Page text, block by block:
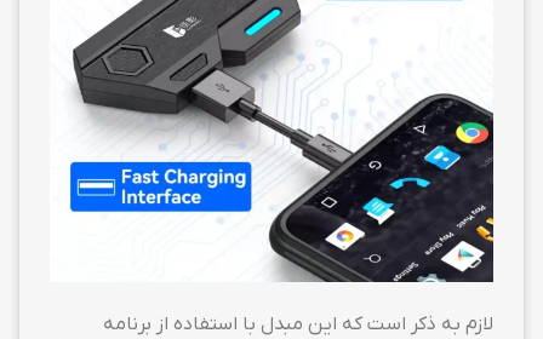
لازم به ذکر است که این مبدل با استفاده از برنامه